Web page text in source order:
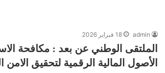
admin 18 فبراير 2026
الملتقى الوطني عن بعد : مكافحة
الأصول المالية الرقمية لتحقيق الامن